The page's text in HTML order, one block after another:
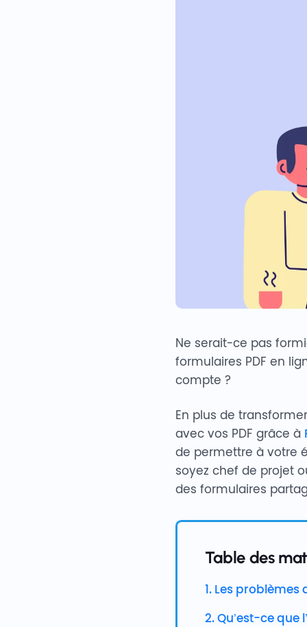
Ne serait-ce pas
formulaires PDF en
compte ?
En plus de
avec vos PDF grâce à
de permettre à votre
soyez chef de projet
des formulaires
Table des
1. Les problèmes
2. Qu’est-ce que